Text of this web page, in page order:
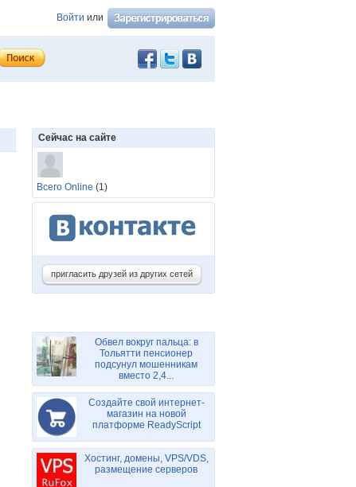
Войти или
Сейчас на сайте
Всего Online (1)
пригласить друзей из других сетей
Обвел вокруг пальца: в
Тольятти пенсионер
подсунул мошенникам
вместо 2,4...
Создайте свой интернет-
магазин на новой
платформе ReadyScript
Хостинг, домены, VPS/VDS,
размещение серверов